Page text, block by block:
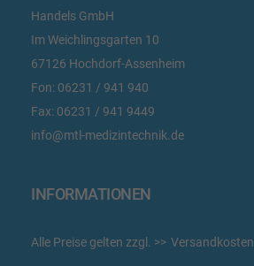
Handels GmbH
Im Weichlingsgarten 10
67126 Hochdorf-Assenheim
Fon: 06231 / 941 940
Fax: 06231 / 941 9449
info@mtl-medizintechnik.de
INFORMATIONEN
Alle Preise gelten zzgl. Versandkosten